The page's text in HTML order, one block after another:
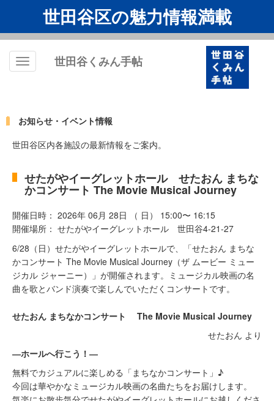
世田谷区の魅力情報満載
Toggle
世田谷くみん手帖
お知らせ・イベント情報
世田谷区内各施設の最新情報をご案内。
せたがやイーグレットホール せたおん まちな
かコンサート The Movie Musical Journey
開催日時： 2026年 06月 28日 （ 日） 15:00〜 16:15
開催場所： せたがやイーグレットホール 世田谷4-21-27
6/28（日）せたがやイーグレットホールで、「せたおん まちな
かコンサート The Movie Musical Journey（ザ ムービー ミュー
ジカル ジャーニー）」が開催されます。ミュージカル映画の名
曲を歌とバンド演奏で楽しんでいただくコンサートです。
せたおん まちなかコンサート The Movie Musical Journey
せたおん より
―ホールへ行こう！―
無料でカジュアルに楽しめる「まちなかコンサート」♪
今回は華やかなミュージカル映画の名曲たちをお届けします。